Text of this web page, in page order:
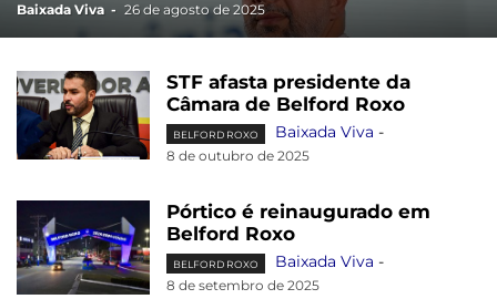
Baixada Viva - 26 de agosto de 2025
STF afasta presidente da
Câmara de Belford Roxo
BELFORD ROXO Baixada Viva -
8 de outubro de 2025
Pórtico é reinaugurado em
Belford Roxo
BELFORD ROXO Baixada Viva -
8 de setembro de 2025